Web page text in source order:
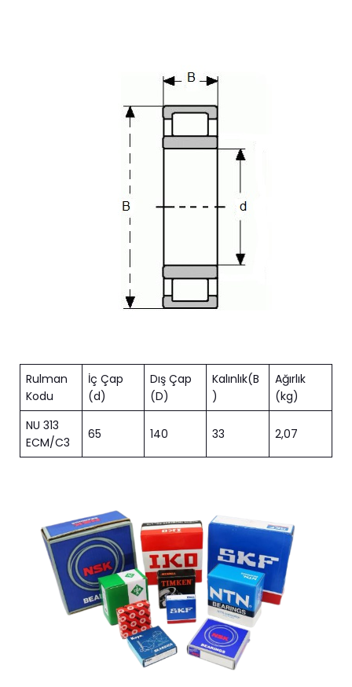
Rulman
Kodu
İç Çap
(d)
Dış Çap
(D)
Kalınlık(B
)
Ağırlık
(kg)
NU 313
ECM/C3
65 140 33 2,07